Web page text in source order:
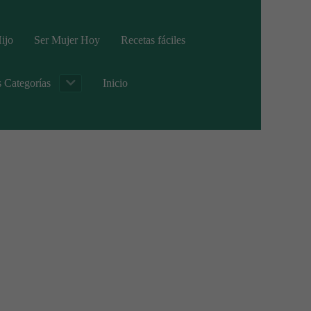
Ser Mujer Hoy Recetas fáciles
Categorías Inicio